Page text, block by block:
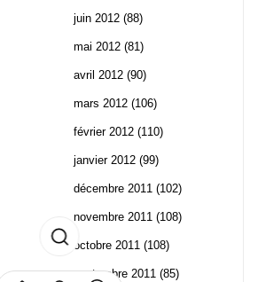
juin 2012 (88)
mai 2012 (81)
avril 2012 (90)
mars 2012 (106)
février 2012 (110)
janvier 2012 (99)
décembre 2011 (102)
novembre 2011 (108)
octobre 2011 (108)
septembre 2011 (85)